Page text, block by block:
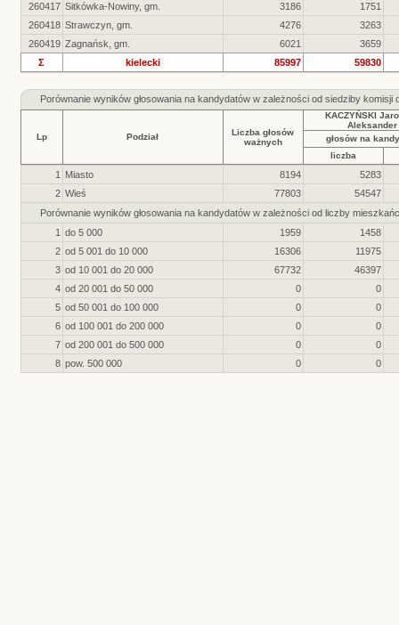
260417 Sitkówka-Nowiny, gm. 3186
1751
260418 Strawczyn, gm. 4276
3263
260419 Zagnańsk, gm. 6021
3659
Σ
kielecki 85997 59830
Porównanie wyników głosowania na kandydatów w zależności od siedziby komisji
Lp Podział
Liczba głosów
ważnych
KACZYŃSKI
Aleksander
głosów na
liczba
1 Miasto 8194
5283
2 Wieś 77803
54547
Porównanie wyników głosowania na kandydatów w zależności od liczby
1 do 5 000 1959
1458
2 od 5 001 do 10 000 16306
11975
3 od 10 001 do 20 000 67732
46397
4 od 20 001 do 50 000 0
0
5 od 50 001 do 100 000 0
0
6 od 100 001 do 200 000 0
0
7 od 200 001 do 500 000 0
0
8 pow. 500 000 0 0